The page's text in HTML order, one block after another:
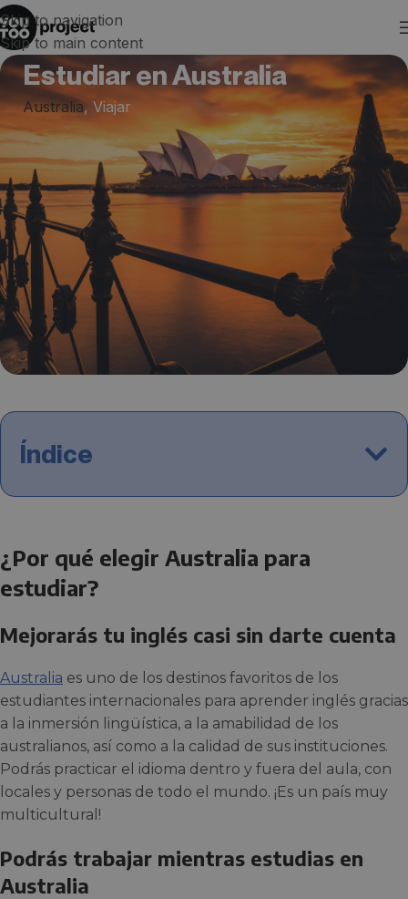
Skip to navigation
Skip to main content
Estudiar en Australia
Australia, Viajar
Índice
¿Por qué elegir Australia para
estudiar?
Mejorarás tu inglés casi sin darte cuenta
Australia es uno de los destinos favoritos de los
estudiantes internacionales para aprender inglés gracias
a la inmersión lingüística, a la amabilidad de los
australianos, así como a la calidad de sus instituciones.
Podrás practicar el idioma dentro y fuera del aula, con
locales y personas de todo el mundo. ¡Es un país muy
multicultural!
Podrás trabajar mientras estudias en
Australia